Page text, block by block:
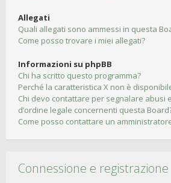
Allegati
Quali allegati sono ammessi in questa
Come posso trovare i miei allegati?
Informazioni su phpBB
Chi ha scritto questo programma?
Perché la caratteristica X non è
Chi devo contattare per segnalare abusi
d’ordine legale concernenti questa
Come posso contattare un
Connessione e registrazione